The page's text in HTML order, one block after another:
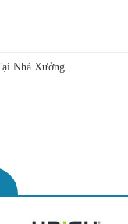
Nhà Xưởng